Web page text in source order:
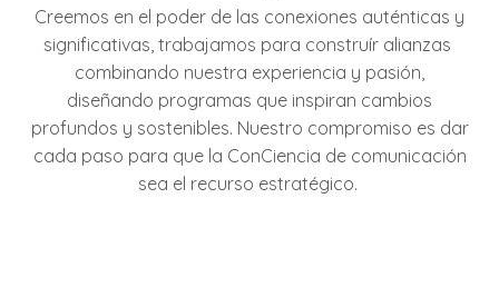
Creemos en el poder de las conexiones auténticas y
significativas, trabajamos para construír alianzas
combinando nuestra experiencia y pasión,
diseñando programas que inspiran cambios
profundos y sostenibles. Nuestro compromiso es dar
cada paso para que la ConCiencia de comunicación
sea el recurso estratégico.